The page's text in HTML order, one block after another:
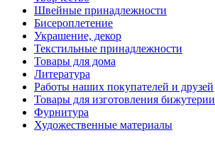
Швейные принадлежности
Бисероплетение
Украшение, декор
Текстильные принадлежности
Товары для дома
Литература
Работы наших покупателей и друзей
Товары для изготовления бижутерии
Фурнитура
Художественные материалы